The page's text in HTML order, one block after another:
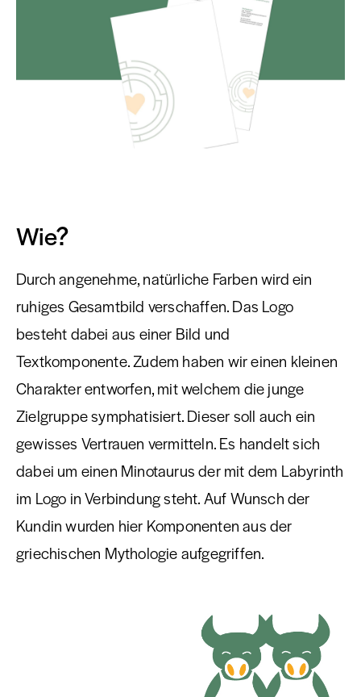
Wie?
Durch angenehme, natürliche Farben wird ein
ruhiges Gesamtbild verschaffen. Das Logo
besteht dabei aus einer Bild und
Textkomponente. Zudem haben wir einen kleinen
Charakter entworfen, mit welchem die junge
Zielgruppe symphatisiert. Dieser soll auch ein
gewisses Vertrauen vermitteln. Es handelt sich
dabei um einen Minotaurus der mit dem Labyrinth
im Logo in Verbindung steht. Auf Wunsch der
Kundin wurden hier Komponenten aus der
griechischen Mythologie aufgegriffen.